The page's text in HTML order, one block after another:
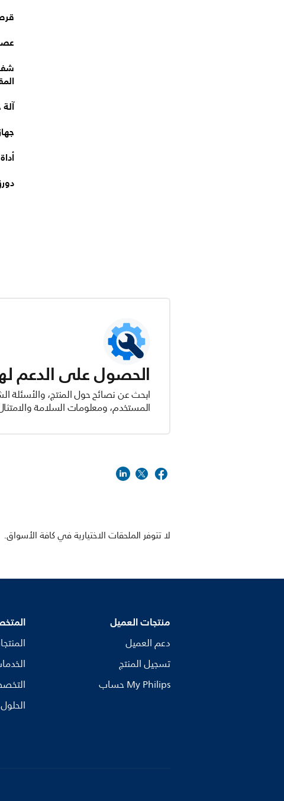
الحصول على الدعم
ابحث عن نصائح حول المنتج، والأسئلة
المستخدم، ومعلومات السلامة
لا تتوفر الملحقات الاختيارية في كافة الأسواق.
منتجات العميل
دعم العميل
تسجيل المنتج
My Philips حساب
الحلول